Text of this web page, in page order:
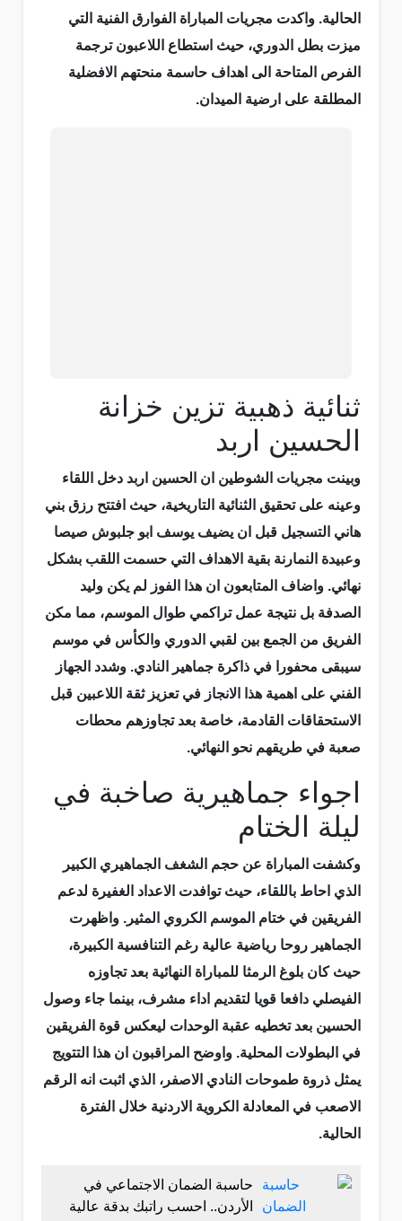
الحالية. واكدت مجريات المباراة الفوارق الفنية التي
ميزت بطل الدوري، حيث استطاع اللاعبون ترجمة
الفرص المتاحة الى اهداف حاسمة منحتهم الافضلية
المطلقة على ارضية الميدان.
ثنائية ذهبية تزين خزانة
الحسين اربد
وبينت مجريات الشوطين ان الحسين اربد دخل اللقاء
وعينه على تحقيق الثنائية التاريخية، حيث افتتح رزق بني
هاني التسجيل قبل ان يضيف يوسف ابو جلبوش صيصا
وعبيدة النمارنة بقية الاهداف التي حسمت اللقب بشكل
نهائي. واضاف المتابعون ان هذا الفوز لم يكن وليد
الصدفة بل نتيجة عمل تراكمي طوال الموسم، مما مكن
الفريق من الجمع بين لقبي الدوري والكأس في موسم
سيبقى محفورا في ذاكرة جماهير النادي. وشدد الجهاز
الفني على اهمية هذا الانجاز في تعزيز ثقة اللاعبين قبل
الاستحقاقات القادمة، خاصة بعد تجاوزهم محطات
صعبة في طريقهم نحو النهائي.
اجواء جماهيرية صاخبة في
ليلة الختام
وكشفت المباراة عن حجم الشغف الجماهيري الكبير
الذي احاط باللقاء، حيث توافدت الاعداد الغفيرة لدعم
الفريقين في ختام الموسم الكروي المثير. واظهرت
الجماهير روحا رياضية عالية رغم التنافسية الكبيرة،
حيث كان بلوغ الرمثا للمباراة النهائية بعد تجاوزه
الفيصلي دافعا قويا لتقديم اداء مشرف، بينما جاء وصول
الحسين بعد تخطيه عقبة الوحدات ليعكس قوة الفريقين
في البطولات المحلية. واوضح المراقبون ان هذا التتويج
يمثل ذروة طموحات النادي الاصفر، الذي اثبت انه الرقم
الاصعب في المعادلة الكروية الاردنية خلال الفترة
الحالية.
حاسبة الضمان الاجتماعي في
الأردن.. احسب راتبك بدقة عالية